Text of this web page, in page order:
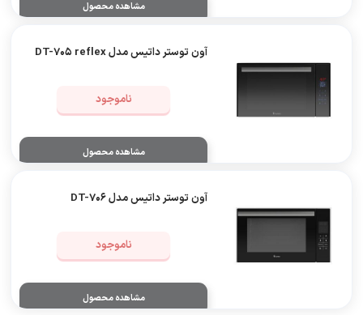
مشاهده محصول
آون توستر داتیس مدل DT-705 reflex
ناموجود
مشاهده محصول
آون توستر داتیس مدل DT-706
ناموجود
مشاهده محصول